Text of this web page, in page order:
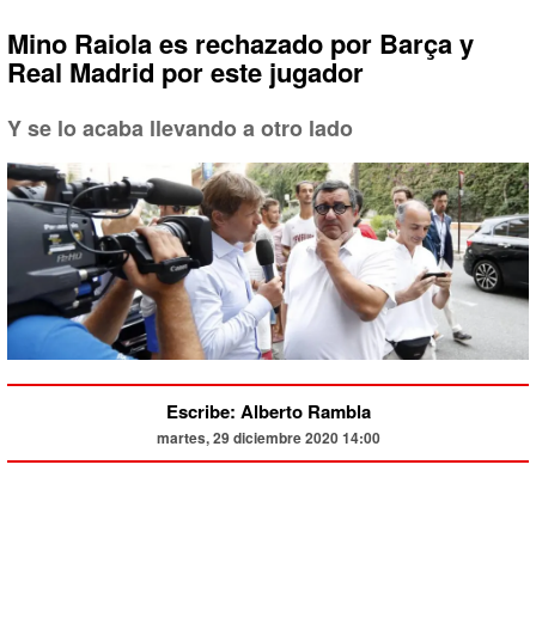
Mino Raiola es rechazado por Barça y
Real Madrid por este jugador
Y se lo acaba llevando a otro lado
Escribe: Alberto Rambla
martes, 29 diciembre 2020 14:00